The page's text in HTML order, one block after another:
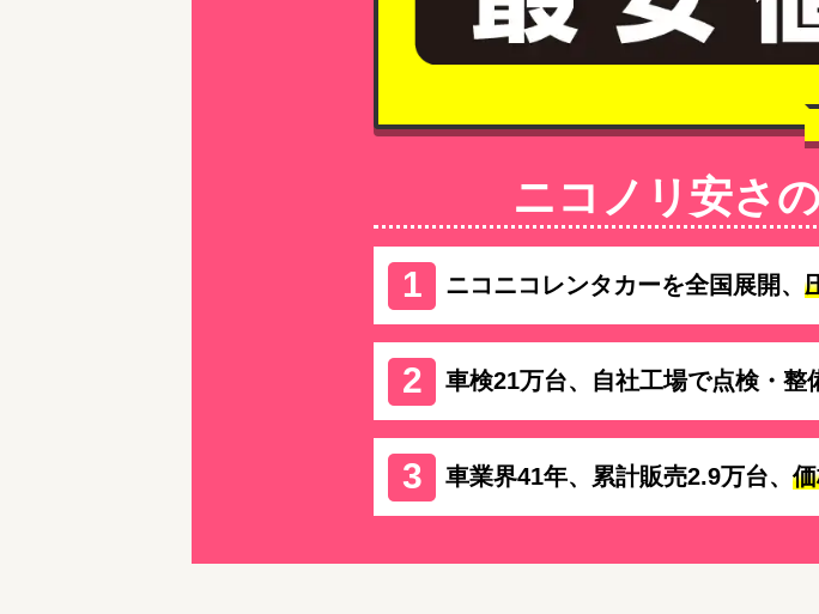
ニコノリ安さの
ニコニコレンタカーを全国展開、
車検21万台、自社工場で点検・整
車業界41年、累計販売2.9万台、